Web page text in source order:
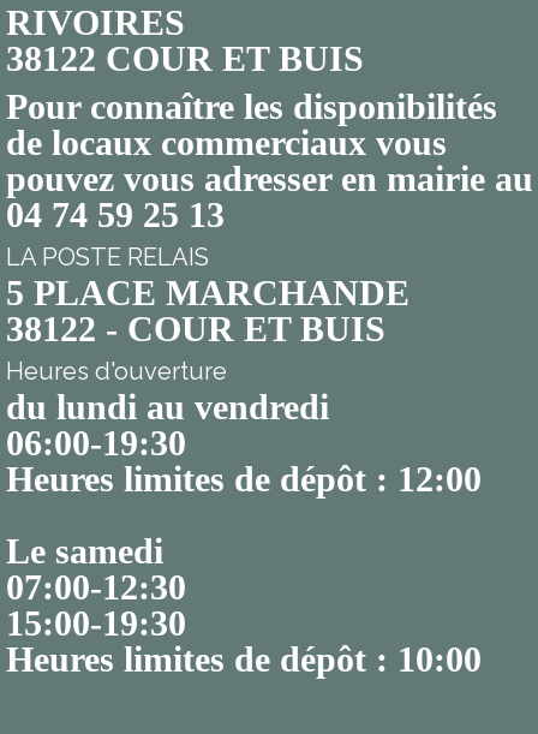
RIVOIRES
38122 COUR ET BUIS
Pour connaître les disponibilités
de locaux commerciaux vous
pouvez vous adresser en mairie au
04 74 59 25 13
LA POSTE RELAIS
5 PLACE MARCHANDE
38122 - COUR ET BUIS
Heures d'ouverture
du lundi au vendredi
06:00-19:30
Heures limites de dépôt : 12:00
Le samedi
07:00-12:30
15:00-19:30
Heures limites de dépôt : 10:00